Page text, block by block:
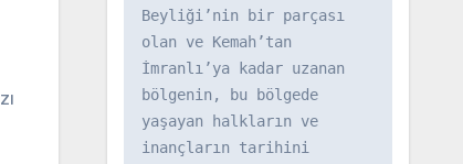
Beyliği’nin bir parçası
olan ve Kemah’tan
İmranlı’ya kadar uzanan
bölgenin, bu bölgede
yaşayan halkların ve
inançların tarihini